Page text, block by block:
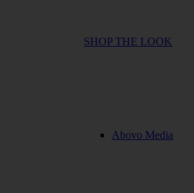
SHOP THE LOOK
Abovo Media